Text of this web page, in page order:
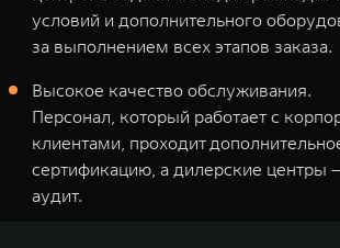
условий и дополнительного
за выполнением всех этапов заказа.
Высокое качество обслуживания.
Персонал, который работает с
клиентами, проходит
сертификацию, а дилерские центры
аудит.